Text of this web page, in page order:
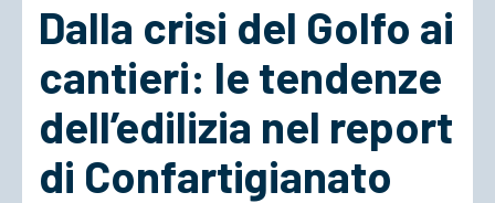
Cosa Facciamo
Dalla crisi del Golfo ai
cantieri: le tendenze
dell’edilizia nel report
di Confartigianato